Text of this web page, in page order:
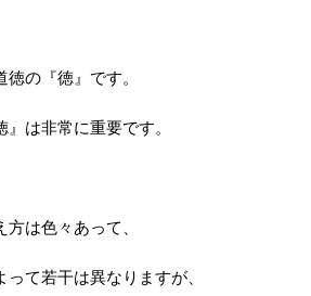
徳の『徳』です。
』は非常に重要です。
方は色々あって、
って若干は異なりますが、